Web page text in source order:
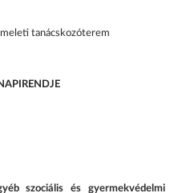
tanácskozóterem
szociális és gyermekvédelmi